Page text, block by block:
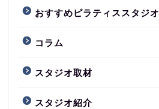
おすすめピラティススタジオ
コラム
スタジオ取材
スタジオ紹介